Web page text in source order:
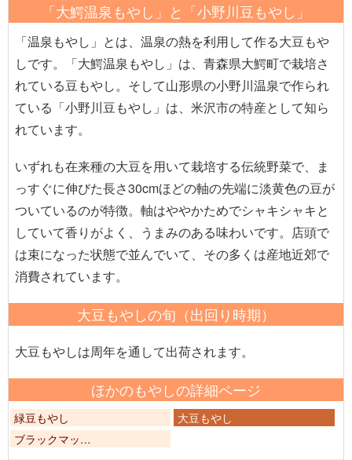
「大鰐温泉もやし」と「小野川豆もやし」
「温泉もやし」とは、温泉の熱を利用して作る大豆もや
しです。「大鰐温泉もやし」は、青森県大鰐町で栽培さ
れている豆もやし。そして山形県の小野川温泉で作られ
ている「小野川豆もやし」は、米沢市の特産として知ら
れています。
いずれも在来種の大豆を用いて栽培する伝統野菜で、ま
っすぐに伸びた長さ30cmほどの軸の先端に淡黄色の豆が
ついているのが特徴。軸はややかためでシャキシャキと
していて香りがよく、うまみのある味わいです。店頭で
は束になった状態で並んでいて、その多くは産地近郊で
消費されています。
大豆もやしの旬（出回り時期）
大豆もやしは周年を通して出荷されます。
ほかのもやしの詳細ページ
緑豆もやし
大豆もやし
ブラックマッ…